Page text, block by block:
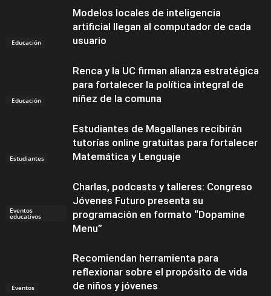
Educación
Modelos locales de inteligencia
artificial llegan al computador de cada
usuario
Educación
Renca y la UC firman alianza estratégica
para fortalecer la política integral de
niñez de la comuna
Estudiantes
Estudiantes de Magallanes recibirán
tutorías online gratuitas para fortalecer
Matemática y Lenguaje
Eventos
educativos
Charlas, podcasts y talleres: Congreso
Jóvenes Futuro presenta su
programación en formato “Dopamine
Menu”
Eventos
Recomiendan herramienta para
reflexionar sobre el propósito de vida
de niños y jóvenes